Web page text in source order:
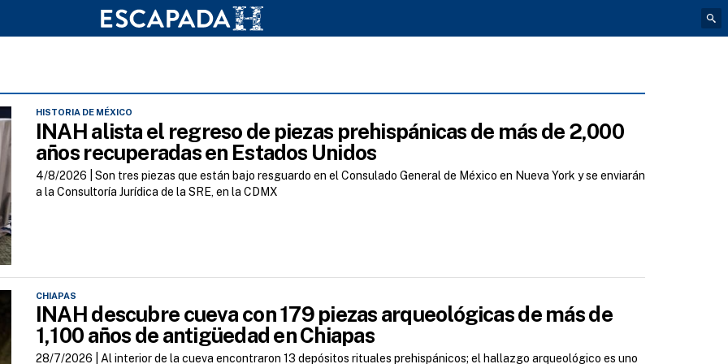
HISTORIA DE MÉXICO
INAH alista el regreso de piezas prehispánicas de más de 2,000
años recuperadas en Estados Unidos
4/8/2026 | Son tres piezas que están bajo resguardo en el Consulado General de México en Nueva York y se enviarán
a la Consultoría Jurídica de la SRE, en la CDMX
CHIAPAS
INAH descubre cueva con 179 piezas arqueológicas de más de
1,100 años de antigüedad en Chiapas
28/7/2026 | Al interior de la cueva encontraron 13 depósitos rituales prehispánicos; el hallazgo arqueológico es uno